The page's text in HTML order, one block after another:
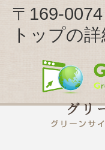
〒169-
トップの詳